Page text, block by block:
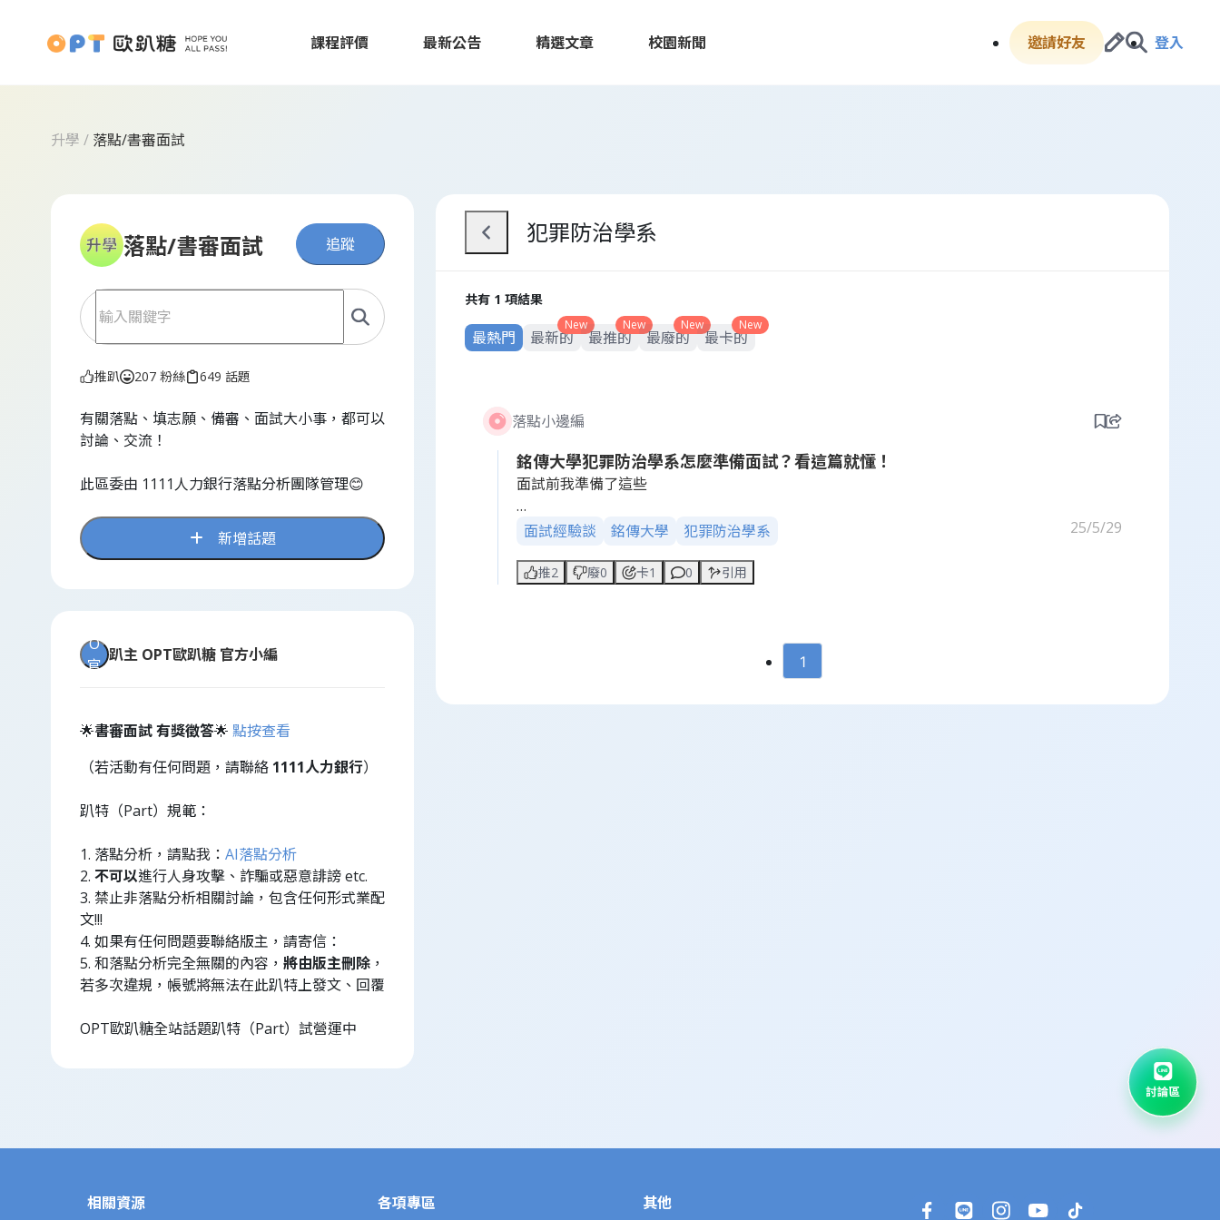
課程評價 最新公告 精選文章 校園新聞 邀請好友 登入
升學 / 落點/書審面試
落點/書審面試 追蹤
推趴 207 粉絲 649 話題
有關落點、填志願、備審、面試大小事，都可以
討論、交流！
此區委由 1111人力銀行落點分析團隊管理😊
新增話題
O
官
趴主 OPT歐趴糖 官方小編
🌟書審面試 有獎徵答🌟 點按查看
（若活動有任何問題，請聯絡 1111人力銀行）
趴特（Part）規範：
1. 落點分析，請點我： AI落點分析
2. 不可以進行人身攻擊、詐騙或惡意誹謗 etc.
3. 禁止非落點分析相關討論，包含任何形式業配
文!!!
4. 如果有任何問題要聯絡版主，請寄信：
5. 和落點分析完全無關的內容， 將由版主刪除 ，
若多次違規，帳號將無法在此趴特上發文、回覆
OPT歐趴糖全站話題趴特（Part）試營運中
犯罪防治學系
共有 1 項結果
最熱門
New
最新的
New
最推的
New
最廢的
New
最卡的
落點小邊編
銘傳大學犯罪防治學系怎麼準備面試？看這篇就懂！
面試前我準備了這些
當時心裡有點沒底，我記得那時候剛收到面試通知，整個人都傻眼了。以前聽說過，這類學系
英文自我介紹！雖然我知道面試應該是中文進行，但萬一有問題問英文呢？總之那段時間真的
在回答的時候，其實我還是會覺得有點緊張，畢竟面對教授時還是會有些小心虛，但也很感謝
面試經驗談 銘傳大學 犯罪防治學系 25/5/29
推2 廢0 卡1 0 引用
1
相關資源 各項專區 其他